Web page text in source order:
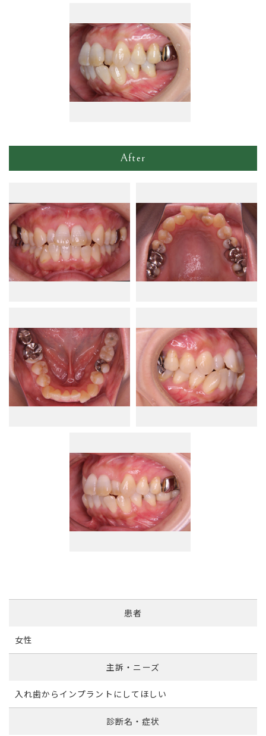
After
患者
女性
主訴・ニーズ
入れ歯からインプラントにしてほしい
診断名・症状